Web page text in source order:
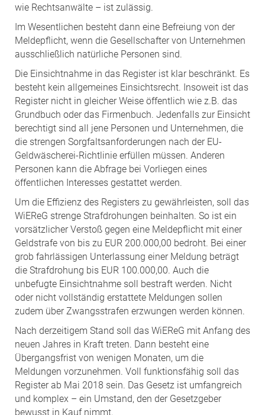
wie Rechtsanwälte – ist zulässig.
Im Wesentlichen besteht dann eine Befreiung von der
Meldepflicht, wenn die Gesellschafter von Unternehmen
ausschließlich natürliche Personen sind.
Die Einsichtnahme in das Register ist klar beschränkt. Es
besteht kein allgemeines Einsichtsrecht. Insoweit ist das
Register nicht in gleicher Weise öffentlich wie z.B. das
Grundbuch oder das Firmenbuch. Jedenfalls zur Einsicht
berechtigt sind all jene Personen und Unternehmen, die
die strengen Sorgfaltsanforderungen nach der EU-
Geldwäscherei-Richtlinie erfüllen müssen. Anderen
Personen kann die Abfrage bei Vorliegen eines
öffentlichen Interesses gestattet werden.
Um die Effizienz des Registers zu gewährleisten, soll das
WiEReG strenge Strafdrohungen beinhalten. So ist ein
vorsätzlicher Verstoß gegen eine Meldepflicht mit einer
Geldstrafe von bis zu EUR 200.000,00 bedroht. Bei einer
grob fahrlässigen Unterlassung einer Meldung beträgt
die Strafdrohung bis EUR 100.000,00. Auch die
unbefugte Einsichtnahme soll bestraft werden. Nicht
oder nicht vollständig erstattete Meldungen sollen
zudem über Zwangsstrafen erzwungen werden können.
Nach derzeitigem Stand soll das WiEReG mit Anfang des
neuen Jahres in Kraft treten. Dann besteht eine
Übergangsfrist von wenigen Monaten, um die
Meldungen vorzunehmen. Voll funktionsfähig soll das
Register ab Mai 2018 sein. Das Gesetz ist umfangreich
und komplex – ein Umstand, den der Gesetzgeber
bewusst in Kauf nimmt.